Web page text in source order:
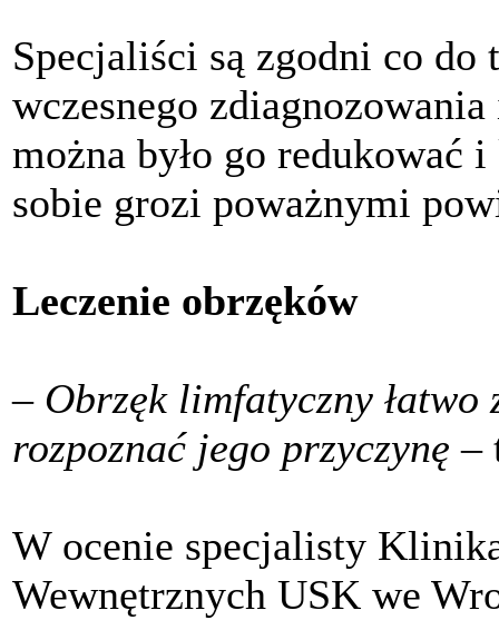
Specjaliści są zgodni co do
wczesnego
można było go redukować
sobie grozi poważnymi
Leczenie obrzęków
– Obrzęk limfatyczny
rozpoznać jego przyczynę –
W ocenie specjalisty
Wewnętrznych USK we